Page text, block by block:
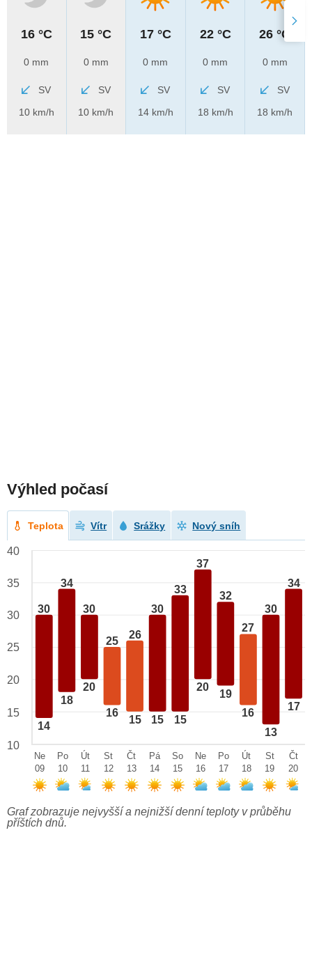
16 °C
0 mm
SV
10 km/h
15 °C
0 mm
SV
10 km/h
17 °C
0 mm
SV
14 km/h
22 °C
0 mm
SV
18 km/h
26 °C
0 mm
SV
18 km/h
Výhled počasí
Teplota Vítr Srážky Nový sníh
30
14
34
18
30
20
25
16
26
15
30
15
33
15
37
20
32
19
27
16
30
13
34
17
40
35
30
25
20
15
10
Ne
09
Po
10
Út
11
St
12
Čt
13
Pá
14
So
15
Ne
16
Po
17
Út
18
St
19
Čt
20
Graf zobrazuje nejvyšší a nejnižší denní teploty v průběhu
příštích dnů.